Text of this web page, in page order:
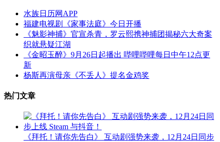
水族日历网APP
福建电视剧《家事法庭》今日开播
《魅影神捕》官宣杀青，罗云熙携神捕团揭秘六大奇案
织就悬疑江湖
《金昭玉醉》9月26日起播出 哔哩哔哩每日中午12点更
新
杨斯再演母亲《不丢人》提名金鸡奖
热门文章
《拜托！请你先告白》 互动剧强势来袭，12月24日同步